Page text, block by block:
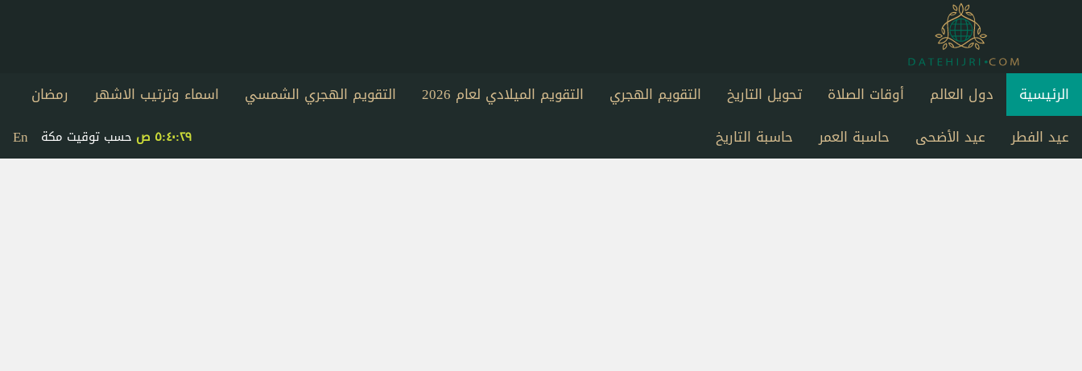
الرئيسية دول العالم أوقات الصلاة تحويل التاريخ التقويم الهجري التقويم الميلادي لعام 2026 التقويم الهجري الشمسي اسماء وترتيب الاشهر
رمضان
عيد الفطر
عيد الأضحى حاسبة العمر حاسبة التاريخ En ٥:٤٠:٢٩ ص حسب توقيت مكة